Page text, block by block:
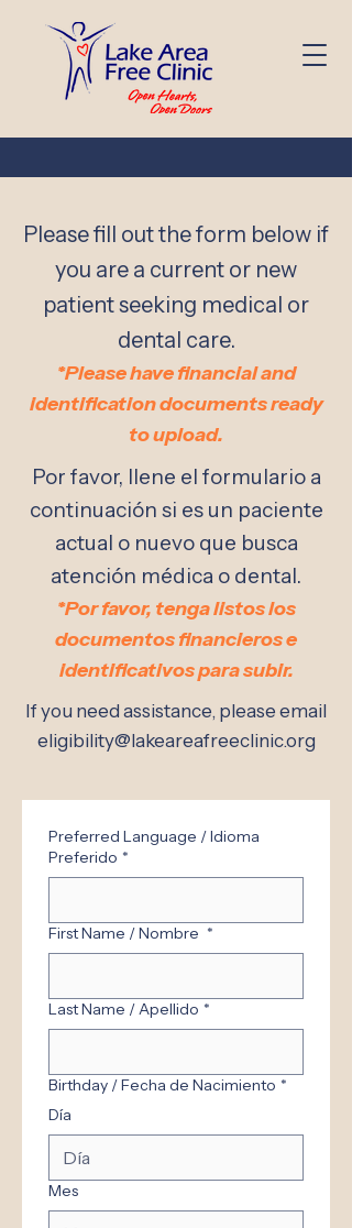
Please fill out the form below if
you are a current or new
patient seeking medical or
dental care.
*Please have financial and
identification documents ready
to upload.
Por favor, llene el formulario a
continuación si es un paciente
actual o nuevo que busca
atención médica o dental.
*Por favor, tenga listos los
documentos financieros e
identificativos para subir.
If you need assistance, please email
eligibility@lakeareafreeclinic.org
Preferred Language / Idioma
Preferido *
First Name / Nombre *
Last Name / Apellido *
Birthday / Fecha de Nacimiento *
Día
Mes